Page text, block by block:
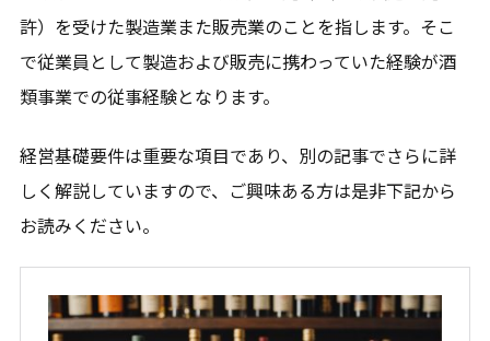
許）を受けた製造業また販売業のことを指します。そこ
で従業員として製造および販売に携わっていた経験が酒
類事業での従事経験となります。
経営基礎要件は重要な項目であり、別の記事でさらに詳
しく解説していますので、ご興味ある方は是非下記から
お読みください。